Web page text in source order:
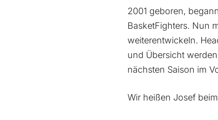
2001 geboren,
BasketFighters. Nun
weiterentwickeln.
und Übersicht
nächsten Saison im
Wir heißen Josef